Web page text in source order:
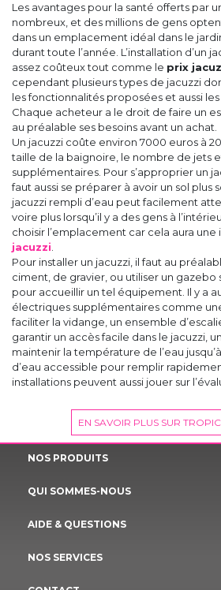
Les avantages pour la santé offerts par
nombreux, et des millions de gens
dans un emplacement idéal dans le
durant toute l’année. L’installation d’un
assez coûteux tout comme le prix
cependant plusieurs types de jacuzzi
les fonctionnalités proposées et aussi
Chaque acheteur a le droit de faire un
au préalable ses besoins avant un achat.
Un jacuzzi coûte environ 7000 euros à
taille de la baignoire, le nombre de jets
supplémentaires. Pour s’approprier un
faut aussi se préparer à avoir un sol plus
jacuzzi rempli d’eau peut facilement
voire plus lorsqu’il y a des gens à
choisir l’emplacement car cela aura une
jacuzzi
Pour installer un jacuzzi, il faut au
ciment, de gravier, ou utiliser un
pour accueillir un tel équipement. Il y a
électriques supplémentaires comme
faciliter la vidange, un ensemble
garantir un accès facile dans le jacuzzi,
maintenir la température de l’eau
d’eau accessible pour remplir
installations peuvent aussi jouer sur
EN SAVOIR PLUS SUR
NOS PRODUITS
QUI SOMMES-NOUS
AIDE & QUESTIONS
NOS SERVICES